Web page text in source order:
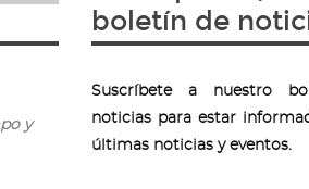
y
boletín de
Suscríbete a nuestro
noticias para estar
últimas noticias y eventos.